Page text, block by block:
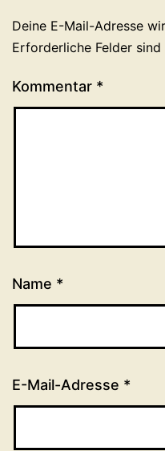
Deine E-Mail-Adresse
Erforderliche Felder sind
Kommentar *
Name *
E-Mail-Adresse *